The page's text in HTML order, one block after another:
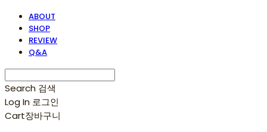
ABOUT
SHOP
REVIEW
Q&A
Search 검색
Log In 로그인
Cart장바구니